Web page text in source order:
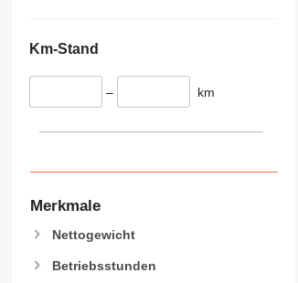
428
430
906
907
910
Km-Stand
– km
Merkmale
Nettogewicht
Betriebsstunden